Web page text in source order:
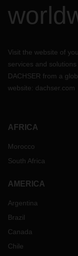
Visit the website of
services and
DACHSER from a
website: dachser.com
AFRICA
Morocco
South Africa
AMERICA
Argentina
Brazil
Canada
Chile